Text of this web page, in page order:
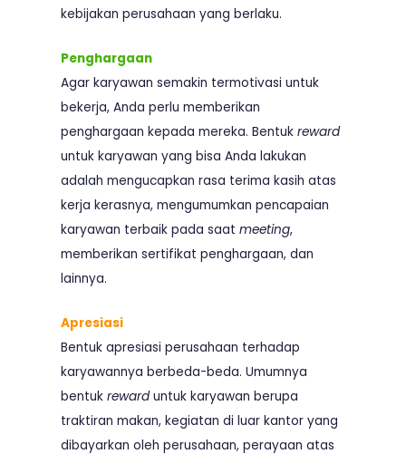
kebijakan perusahaan yang berlaku.
Penghargaan
Agar karyawan semakin termotivasi untuk
bekerja, Anda perlu memberikan
penghargaan kepada mereka. Bentuk reward
untuk karyawan yang bisa Anda lakukan
adalah mengucapkan rasa terima kasih atas
kerja kerasnya, mengumumkan pencapaian
karyawan terbaik pada saat meeting,
memberikan sertifikat penghargaan, dan
lainnya.
Apresiasi
Bentuk apresiasi perusahaan terhadap
karyawannya berbeda-beda. Umumnya
bentuk rewarduntuk karyawan berupa
traktiran makan, kegiatan di luar kantor yang
dibayarkan oleh perusahaan, perayaan atas